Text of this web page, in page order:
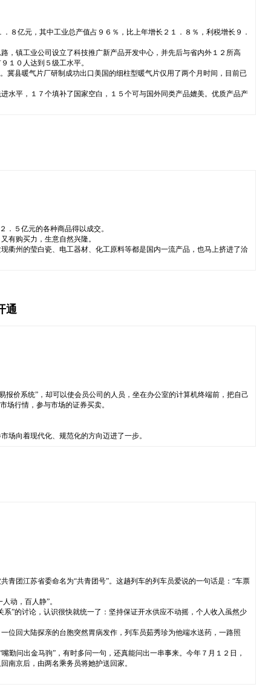
亿元，其中工业总产值占９６％，比上年增长２１．８％，利税增长９．
，镇工业公司设立了科技推广新产品开发中心，并先后与省内外１２所高
１０人达到５级工水平。
冀县暖气片厂研制成功出口美国的细柱型暖气片仅用了两个月时间，目前已
水平，１７个填补了国家空白，１５个可与国外同类产品媲美。优质产品产
５亿元的各种商品得以成交。
有购买力，生意自然兴隆。
衢州的莹白瓷、电工器材、化工原料等都是国内一流产品，也马上挤进了洽
通
价系统”，却可以使会员公司的人员，坐在办公室的计算机终端前，把自己
场行情，参与市场的证券买卖。
场向着现代化、规范化的方向迈进了一步。
团江苏省委命名为“共青团号”。这趟列车的列车员爱说的一句话是：“车票
动，百人静”。
”的讨论，认识很快就统一了：坚持保证开水供应不动摇，个人收入虽然少
位回大陆探亲的台胞突然胃病发作，列车员茹秀珍为他端水送药，一路照
勤问出金马驹”，有时多问一句，还真能问出一串事来。今年７月１２日，
南京后，由两名乘务员将她护送回家。